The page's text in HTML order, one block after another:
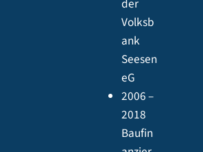
der
Volksb
ank
Seesen
eG
2006 –
2018
Baufin